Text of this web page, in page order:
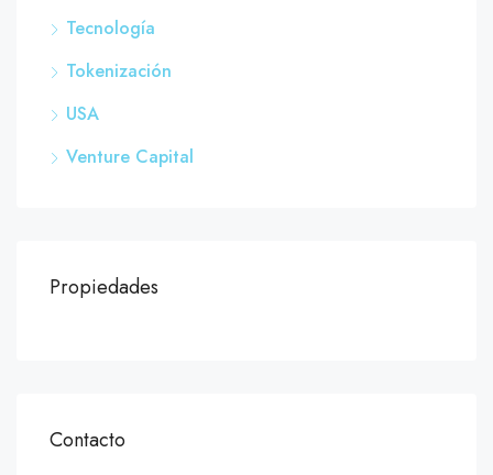
Tecnología
Tokenización
USA
Venture Capital
Propiedades
Contacto